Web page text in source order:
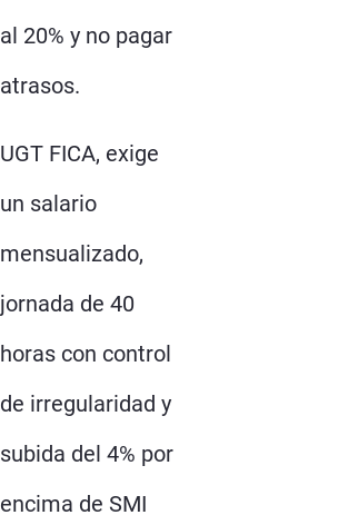
al 20% y no pagar
atrasos.
UGT FICA, exige
un salario
mensualizado,
jornada de 40
horas con control
de irregularidad y
subida del 4% por
encima de SMI